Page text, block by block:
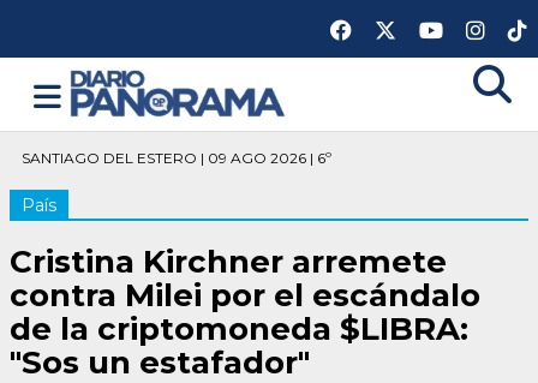
SANTIAGO DEL ESTERO | 09 AGO 2026 | 6º
País
Cristina Kirchner arremete
contra Milei por el escándalo
de la criptomoneda $LIBRA:
"Sos un estafador"